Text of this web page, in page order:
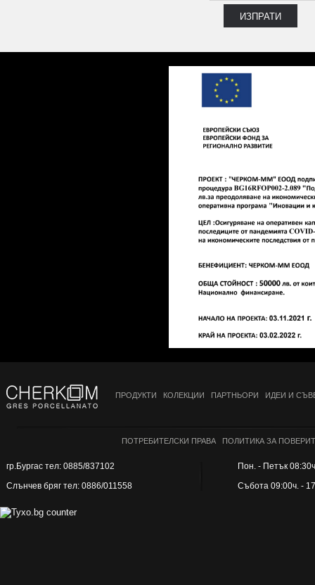
ПРОДУКТИ КОЛЕКЦИИ ПАРТНЬОРИ ИДЕИ И
ПОТРЕБИТЕЛСКИ ПРАВА ПОЛИТИКА ЗА
гр.Бургас тел: 0885/837102
Слънчев бряг тел: 0886/011558
Пон. - Петък
Събота 09:00ч. -